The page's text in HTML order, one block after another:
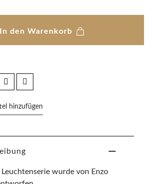
In den Warenkorb
hinzufügen
wurde von Enzo